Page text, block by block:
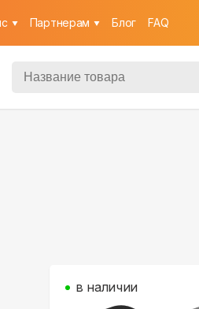
Партнерам Блог FAQ
в наличии